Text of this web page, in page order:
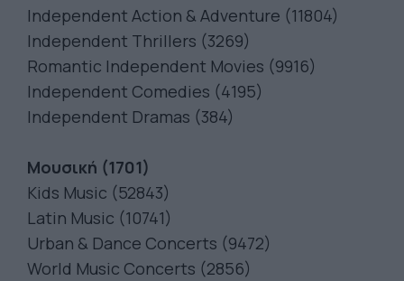
Independent Action & Adventure (11804)
Independent Thrillers (3269)
Romantic Independent Movies (9916)
Independent Comedies (4195)
Independent Dramas (384)
Μουσική (1701)
Kids Music (52843)
Latin Music (10741)
Urban & Dance Concerts (9472)
World Music Concerts (2856)